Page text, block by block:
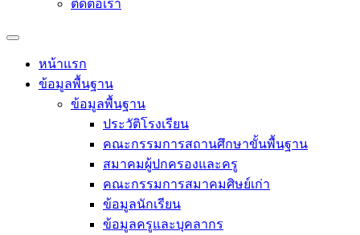
ติดต่อเรา
หน้าแรก
ข้อมูลพื้นฐาน
ข้อมูลพื้นฐาน
ประวัติโรงเรียน
คณะกรรมการสถานศึกษาขั้นพื้นฐาน
สมาคมผู้ปกครองและครู
คณะกรรมการสมาคมศิษย์เก่า
ข้อมูลนักเรียน
ข้อมูลครูและบุคลากร